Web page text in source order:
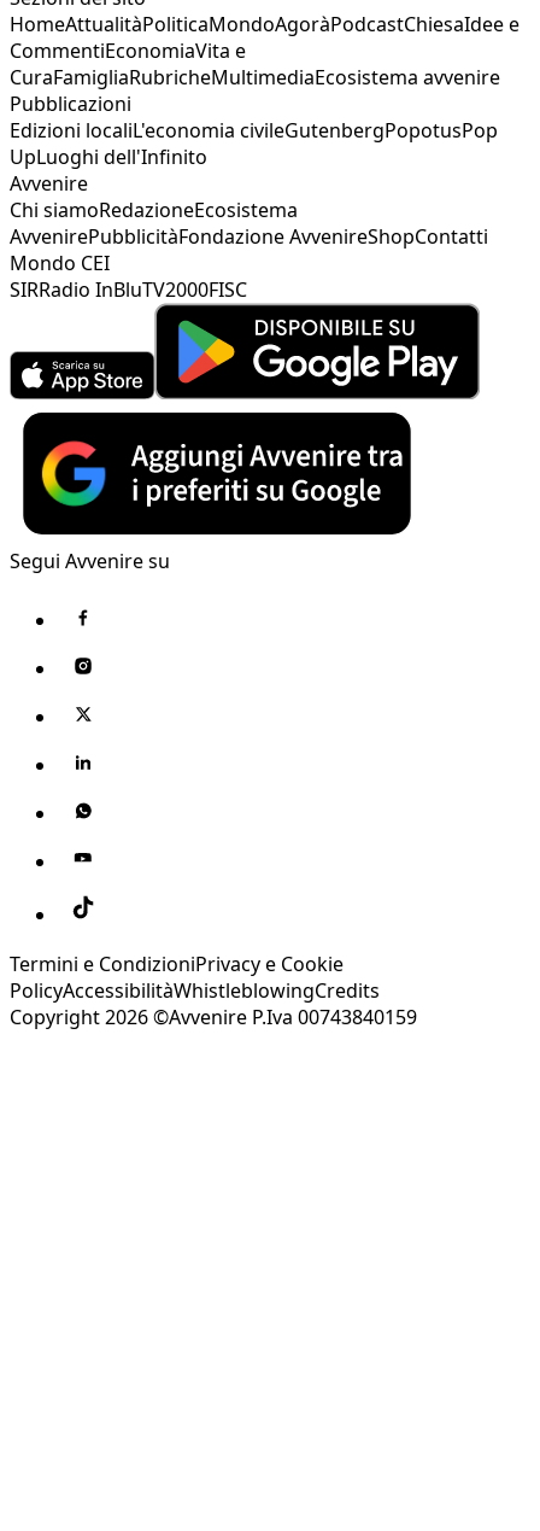
HomeAttualitàPoliticaMondoAgoràPodcastChiesaIdee e
CommentiEconomiaVita e
CuraFamigliaRubricheMultimediaEcosistema avvenire
Pubblicazioni
Edizioni localiL'economia civileGutenbergPopotusPop
UpLuoghi dell'Infinito
Avvenire
Chi siamoRedazioneEcosistema
AvvenirePubblicitàFondazione AvvenireShopContatti
Mondo CEI
SIRRadio InBluTV2000FISC
Segui Avvenire su
Termini e CondizioniPrivacy e Cookie
PolicyAccessibilitàWhistleblowingCredits
Copyright 2026 ©Avvenire P.Iva 00743840159